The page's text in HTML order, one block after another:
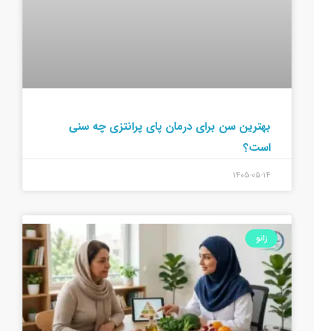
بهترین سن برای درمان پای پرانتزی چه سنی
است؟
۱۴۰۵-۰۵-۱۴
زانو